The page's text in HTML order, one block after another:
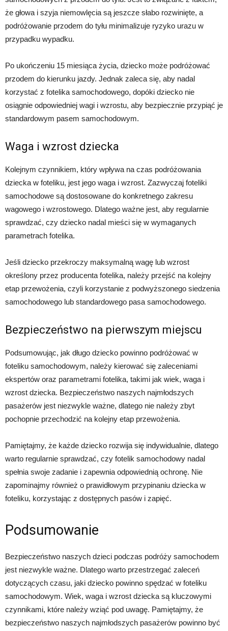
że głowa i szyja niemowlęcia są jeszcze słabo rozwinięte, a
podróżowanie przodem do tyłu minimalizuje ryzyko urazu w
przypadku wypadku.
Po ukończeniu 15 miesiąca życia, dziecko może podróżować
przodem do kierunku jazdy. Jednak zaleca się, aby nadal
korzystać z fotelika samochodowego, dopóki dziecko nie
osiągnie odpowiedniej wagi i wzrostu, aby bezpiecznie przypiąć je
standardowym pasem samochodowym.
Waga i wzrost dziecka
Kolejnym czynnikiem, który wpływa na czas podróżowania
dziecka w foteliku, jest jego waga i wzrost. Zazwyczaj foteliki
samochodowe są dostosowane do konkretnego zakresu
wagowego i wzrostowego. Dlatego ważne jest, aby regularnie
sprawdzać, czy dziecko nadal mieści się w wymaganych
parametrach fotelika.
Jeśli dziecko przekroczy maksymalną wagę lub wzrost
określony przez producenta fotelika, należy przejść na kolejny
etap przewożenia, czyli korzystanie z podwyższonego siedzenia
samochodowego lub standardowego pasa samochodowego.
Bezpieczeństwo na pierwszym miejscu
Podsumowując, jak długo dziecko powinno podróżować w
foteliku samochodowym, należy kierować się zaleceniami
ekspertów oraz parametrami fotelika, takimi jak wiek, waga i
wzrost dziecka. Bezpieczeństwo naszych najmłodszych
pasażerów jest niezwykle ważne, dlatego nie należy zbyt
pochopnie przechodzić na kolejny etap przewożenia.
Pamiętajmy, że każde dziecko rozwija się indywidualnie, dlatego
warto regularnie sprawdzać, czy fotelik samochodowy nadal
spełnia swoje zadanie i zapewnia odpowiednią ochronę. Nie
zapominajmy również o prawidłowym przypinaniu dziecka w
foteliku, korzystając z dostępnych pasów i zapięć.
Podsumowanie
Bezpieczeństwo naszych dzieci podczas podróży samochodem
jest niezwykle ważne. Dlatego warto przestrzegać zaleceń
dotyczących czasu, jaki dziecko powinno spędzać w foteliku
samochodowym. Wiek, waga i wzrost dziecka są kluczowymi
czynnikami, które należy wziąć pod uwagę. Pamiętajmy, że
bezpieczeństwo naszych najmłodszych pasażerów powinno być